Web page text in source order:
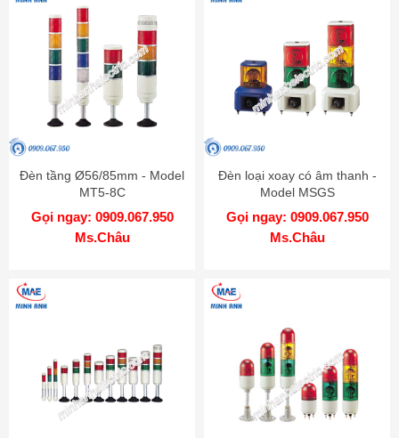
Đèn tầng Ø56/85mm - Model
MT5-8C
Gọi ngay: 0909.067.950
Ms.Châu
Đèn loại xoay có âm thanh -
Model MSGS
Gọi ngay: 0909.067.950
Ms.Châu